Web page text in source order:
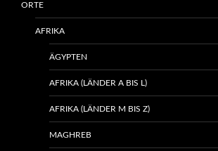
ORTE
AFRIKA
ÄGYPTEN
AFRIKA (LÄNDER A BIS L)
AFRIKA (LÄNDER M BIS Z)
MAGHREB